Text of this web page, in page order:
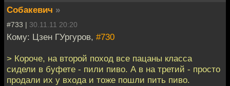
Собакевич »
#733 | 30.11.11 20:20
Кому: Цзен ГУргуров, #730
> Короче, на второй поход все пацаны класса
сидели в буфете - пили пиво. А в на третий - просто
продали их у входа и тоже пошли пить пиво.